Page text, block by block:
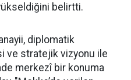
belirtti.
diplomatik
ve stratejik vizyonu ile
merkezî bir konuma